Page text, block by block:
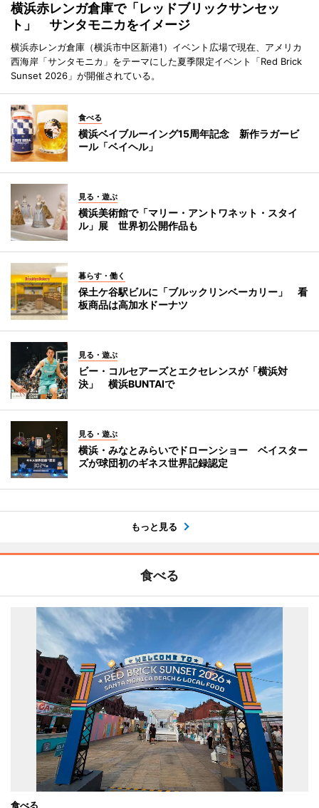
横浜赤レンガ倉庫で「レッドブリックサンセッ
ト」 サンタモニカをイメージ
横浜赤レンガ倉庫（横浜市中区新港1）イベント広場で現在、アメリカ
西海岸「サンタモニカ」をテーマにした夏季限定イベント「Red Brick
Sunset 2026」が開催されている。
食べる
横浜ベイブルーイング15周年記念 新作ラガービ
ール「ベイヘル」
見る・遊ぶ
横浜美術館で「マリー・アントワネット・スタイ
ル」展 世界初公開作品も
暮らす・働く
保土ケ谷駅ビルに「ブルックリンベーカリー」 看
板商品は高加水ドーナツ
見る・遊ぶ
ビー・コルセアーズとエクセレンスが「横浜対
決」 横浜BUNTAIで
見る・遊ぶ
横浜・みなとみらいでドローンショー ベイスター
ズが球団初のギネス世界記録認定
もっと見る
食べる
食べる